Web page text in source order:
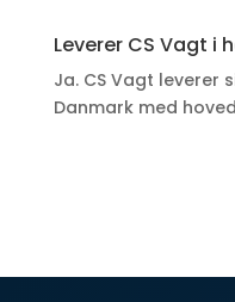
Leverer CS Vagt i
Ja. CS Vagt leverer
Danmark med